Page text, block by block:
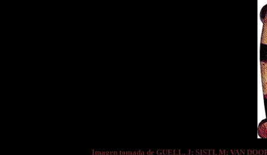
Imagen tomada de GUELL, J; SISTI, M; VAN